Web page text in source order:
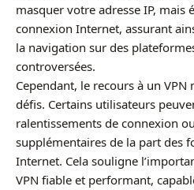
masquer votre adresse IP,
connexion Internet, assurant
la navigation sur des
controversées.
Cependant, le recours à un VPN
défis. Certains utilisateurs
ralentissements de connexion
supplémentaires de la part des
Internet. Cela souligne
VPN fiable et performant,